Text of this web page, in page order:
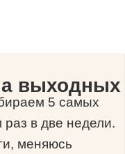
выходных
5 самых
в две недели.
меняюсь